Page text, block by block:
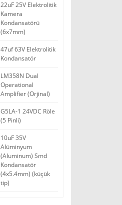
22uF 25V Elektrolitik
Kamera
Kondansatörü
(6x7mm)
47uf 63V Elektrolitik
Kondansatör
LM358N Dual
Operational
Amplifier (Orjinal)
G5LA-1 24VDC Röle
(5 Pinli)
10uF 35V
Alüminyum
(Aluminum) Smd
Kondansatör
(4x5.4mm) (küçük
tip)